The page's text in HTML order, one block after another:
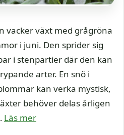
vacker växt med grågröna
i juni. Den sprider sig
i stenpartier där den kan
arter. En snö i
kan verka mystisk,
behöver delas årligen
Läs mer